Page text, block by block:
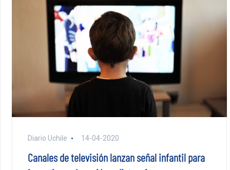
Diario Uchile 14-04-2020
Canales de televisión lanzan señal infantil para